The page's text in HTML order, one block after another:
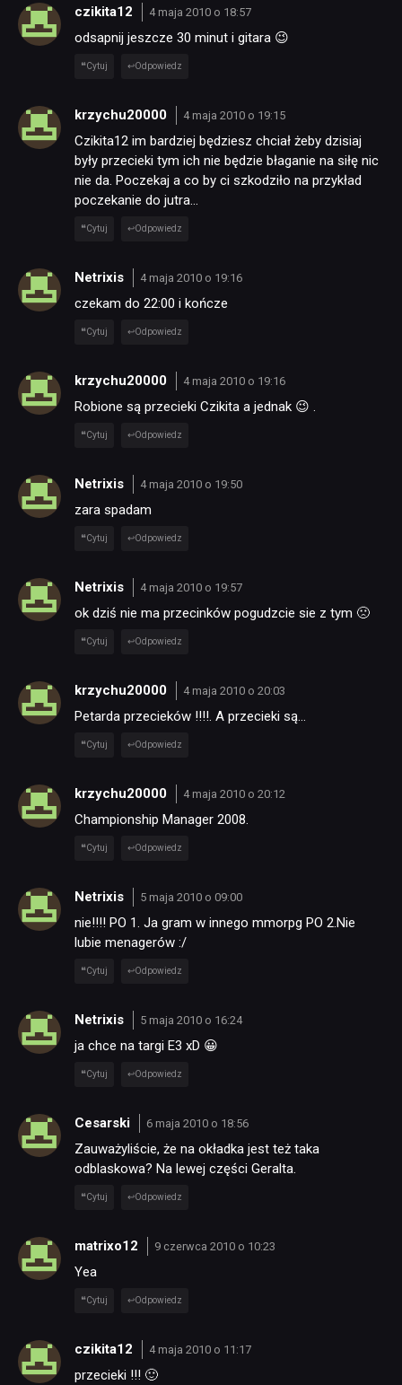
TECHNOLOGIE
DYSKUSJE
JUŻ GRALIŚMY
SKLEP
czikita12 4 maja 2010 o 18:57
odsapnij jeszcze 30 minut i gitara 😉
Cytuj Odpowiedz
krzychu20000 4 maja 2010 o 19:15
Czikita12 im bardziej będziesz chciał żeby dzisiaj
były przecieki tym ich nie będzie błaganie na siłę nic
nie da. Poczekaj a co by ci szkodziło na przykład
poczekanie do jutra…
Cytuj Odpowiedz
Netrixis 4 maja 2010 o 19:16
czekam do 22:00 i kończe
Cytuj Odpowiedz
krzychu20000 4 maja 2010 o 19:16
Robione są przecieki Czikita a jednak 😉 .
Cytuj Odpowiedz
Netrixis 4 maja 2010 o 19:50
zara spadam
Cytuj Odpowiedz
Netrixis 4 maja 2010 o 19:57
ok dziś nie ma przecinków pogudzcie sie z tym 🙁
Cytuj Odpowiedz
krzychu20000 4 maja 2010 o 20:03
Petarda przecieków !!!!. A przecieki są…
Cytuj Odpowiedz
krzychu20000 4 maja 2010 o 20:12
Championship Manager 2008.
Cytuj Odpowiedz
Netrixis 5 maja 2010 o 09:00
nie!!!! PO 1. Ja gram w innego mmorpg PO 2.Nie
lubie menagerów :/
Cytuj Odpowiedz
Netrixis 5 maja 2010 o 16:24
ja chce na targi E3 xD 😀
Cytuj Odpowiedz
Cesarski 6 maja 2010 o 18:56
Zauważyliście, że na okładka jest też taka
odblaskowa? Na lewej części Geralta.
Cytuj Odpowiedz
matrixo12 9 czerwca 2010 o 10:23
Yea
Cytuj Odpowiedz
czikita12 4 maja 2010 o 11:17
przecieki !!! 🙂